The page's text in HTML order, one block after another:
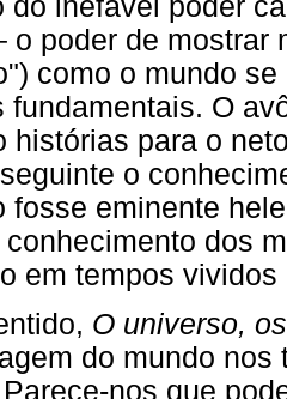
do inefável poder
o poder de mostrar
como o mundo
fundamentais. O
histórias para o
o
fosse eminente
conhecimento dos
em tempos vividos
O universo,
do mundo
nos que